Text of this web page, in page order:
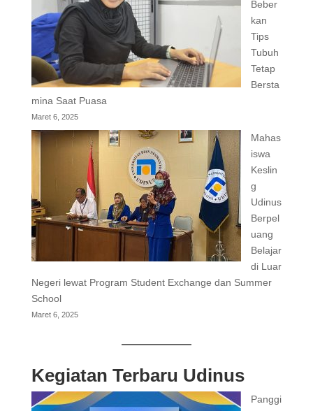
Beber
kan
Tips
Tubuh
Tetap
Bersta
mina Saat Puasa
Maret 6, 2025
Mahas
iswa
Keslin
g
Udinus
Berpel
uang
Belajar
di Luar
Negeri lewat Program Student Exchange dan Summer
School
Maret 6, 2025
Kegiatan Terbaru Udinus
Panggi